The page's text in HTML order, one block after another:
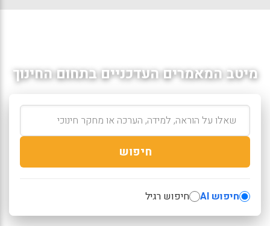
מיטב המאמרים העדכניים בתחום החינוך
חיפוש
חיפוש AI חיפוש רגיל